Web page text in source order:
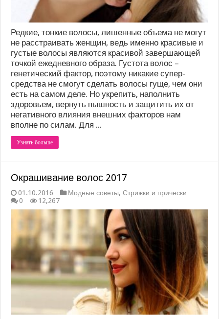
Редкие, тонкие волосы, лишенные объема не могут
не расстраивать женщин, ведь именно красивые и
густые волосы являются красивой завершающей
точкой ежедневного образа. Густота волос –
генетический фактор, поэтому никакие супер-
средства не смогут сделать волосы гуще, чем они
есть на самом деле. Но укрепить, наполнить
здоровьем, вернуть пышность и защитить их от
негативного влияния внешних факторов нам
вполне по силам. Для ...
Узнать больше
Окрашивание волос 2017
01.10.2016 Модные советы,Стрижки и прически
0
12,267